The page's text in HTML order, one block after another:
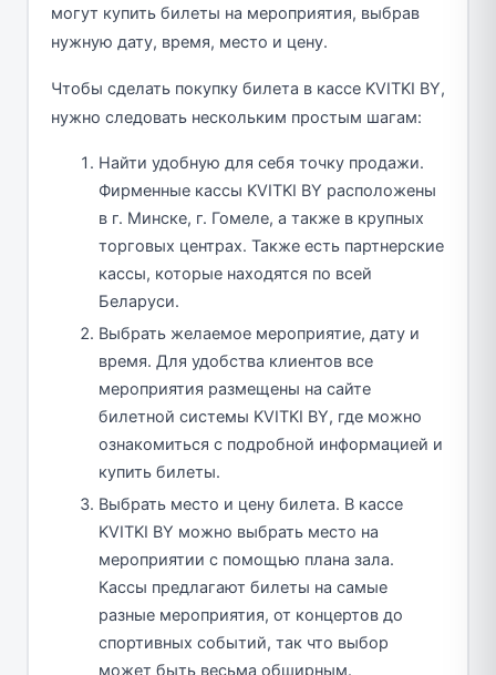
могут купить билеты на мероприятия, выбрав
нужную дату, время, место и цену.
Чтобы сделать покупку билета в кассе KVITKI BY,
нужно следовать нескольким простым шагам:
Найти удобную для себя точку продажи.
Фирменные кассы KVITKI BY расположены
в г. Минске, г. Гомеле, а также в крупных
торговых центрах. Также есть партнерские
кассы, которые находятся по всей
Беларуси.
Выбрать желаемое мероприятие, дату и
время. Для удобства клиентов все
мероприятия размещены на сайте
билетной системы KVITKI BY, где можно
ознакомиться с подробной информацией и
купить билеты.
Выбрать место и цену билета. В кассе
KVITKI BY можно выбрать место на
мероприятии с помощью плана зала.
Кассы предлагают билеты на самые
разные мероприятия, от концертов до
спортивных событий, так что выбор
может быть весьма обширным.